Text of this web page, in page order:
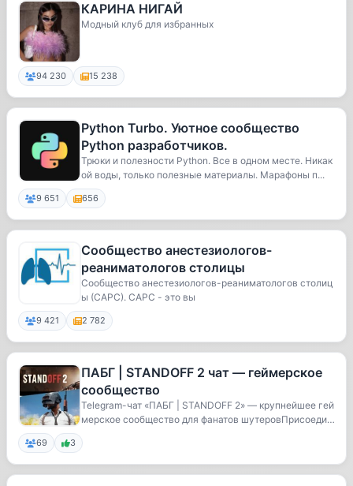
КАРИНА НИГАЙ
Модный клуб для избранных
94 230 15 238
Python Turbo. Уютное сообщество
Python разработчиков.
Трюки и полезности Python. Все в одном месте. Никак
ой воды, только полезные материалы. Марафоны п...
9 651 656
Сообщество анестезиологов-
реаниматологов столицы
Сообщество анестезиологов-реаниматологов столиц
ы (САРС). САРС - это вы
9 421 2 782
ПАБГ | STANDOFF 2 чат — геймерское
сообщество
Telegram-чат «ПАБГ | STANDOFF 2» — крупнейшее гей
мерское сообщество для фанатов шутеровПрисоедин
69 3